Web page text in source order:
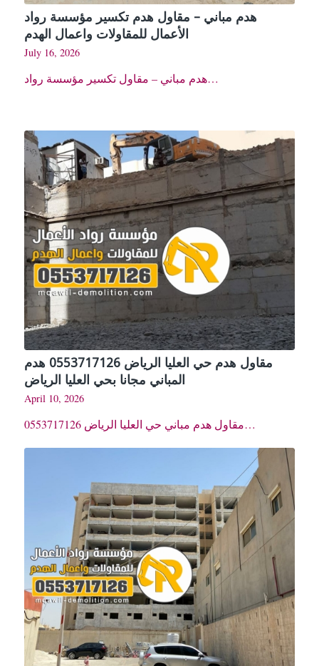
هدم مباني – مقاول هدم تكسير مؤسسة رواد
July 16, 2026
هدم مباني – مقاول تكسير مؤسسة رواد…
مقاول هدم حي العليا الرياض 0553717126 هدم
المباني مجانا بحي العليا الرياض
April 10, 2026
مقاول هدم مباني حي العليا الرياض 0553717126…